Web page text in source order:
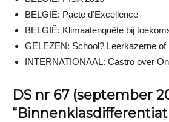
BELGIË: Pacte d’Excellence
BELGIË: Klimaatenquête bij
GELEZEN: School? Leerkazerne of
INTERNATIONAAL: Castro over
DS nr 67 (september